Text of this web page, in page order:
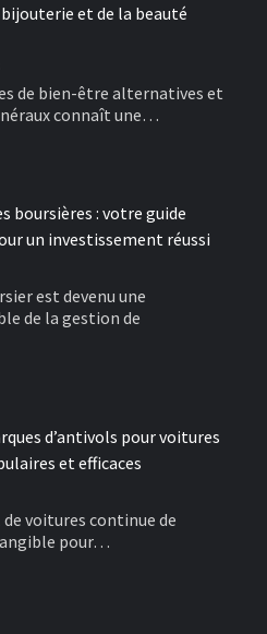
et de la beauté
de bien-être alternatives et
connaît une…
boursières : votre guide
un investissement réussi
est devenu une
de la gestion de
d’antivols pour voitures
et efficaces
voitures continue de
pour…